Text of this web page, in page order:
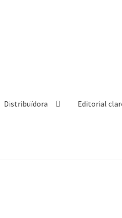
Distribuïdora Editorial